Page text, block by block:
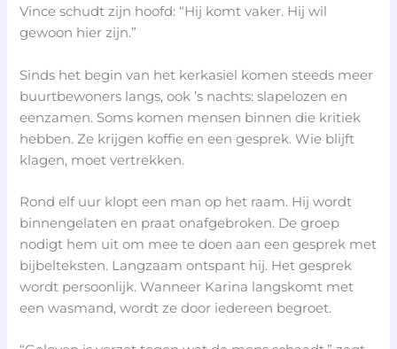
Vince schudt zijn hoofd: “Hij komt vaker. Hij wil
gewoon hier zijn.”
Sinds het begin van het kerkasiel komen steeds meer
buurtbewoners langs, ook ’s nachts: slapelozen en
eenzamen. Soms komen mensen binnen die kritiek
hebben. Ze krijgen koffie en een gesprek. Wie blijft
klagen, moet vertrekken.
Rond elf uur klopt een man op het raam. Hij wordt
binnengelaten en praat onafgebroken. De groep
nodigt hem uit om mee te doen aan een gesprek met
bijbelteksten. Langzaam ontspant hij. Het gesprek
wordt persoonlijk. Wanneer Karina langskomt met
een wasmand, wordt ze door iedereen begroet.